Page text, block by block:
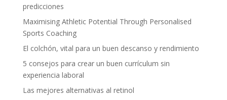
predicciones
Maximising Athletic Potential Through Personalised
Sports Coaching
El colchón, vital para un buen descanso y rendimiento
5 consejos para crear un buen currículum sin
experiencia laboral
Las mejores alternativas al retinol